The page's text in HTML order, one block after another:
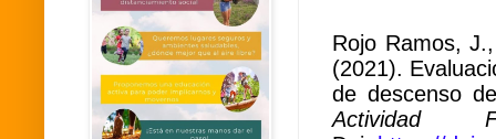
Rojo Ramos,
(2021).
de descenso